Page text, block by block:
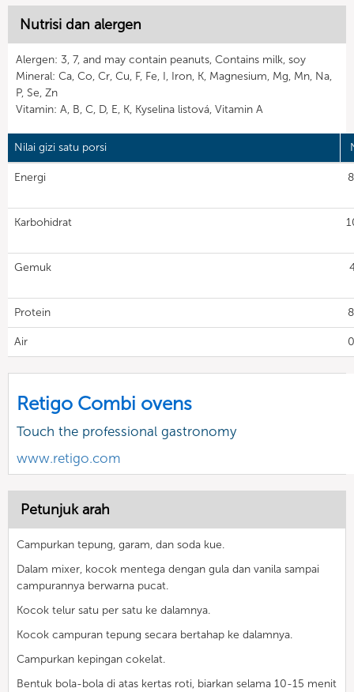
Nutrisi dan alergen
Alergen: 3, 7, and may contain peanuts, Contains milk, soy
Mineral: Ca, Co, Cr, Cu, F, Fe, I, Iron, K, Magnesium, Mg, Mn, Na,
P, Se, Zn
Vitamin: A, B, C, D, E, K, Kyselina listová, Vitamin A
Nilai gizi satu porsi
Energi
Karbohidrat
Gemuk
Protein
Air
Retigo Combi ovens
Touch the professional gastronomy
www.retigo.com
Petunjuk arah
Campurkan tepung, garam, dan soda kue.
Dalam mixer, kocok mentega dengan gula dan vanila sampai
campurannya berwarna pucat.
Kocok telur satu per satu ke dalamnya.
Kocok campuran tepung secara bertahap ke dalamnya.
Campurkan kepingan cokelat.
Bentuk bola-bola di atas kertas roti, biarkan selama 10-15 menit